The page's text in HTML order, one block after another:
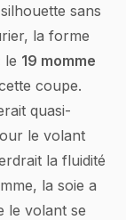
sans
la forme
le 19 momme
coupe.
quasi-
le volant
la fluidité
la soie a
le volant se